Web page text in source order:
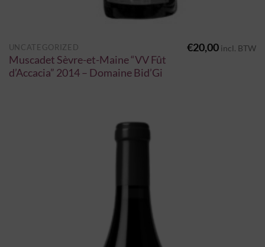
UNCATEGORIZED
Muscadet Sèvre-et-Maine “VV Fût
d’Accacia” 2014 – Domaine Bid’Gi
€20,00 incl. BTW